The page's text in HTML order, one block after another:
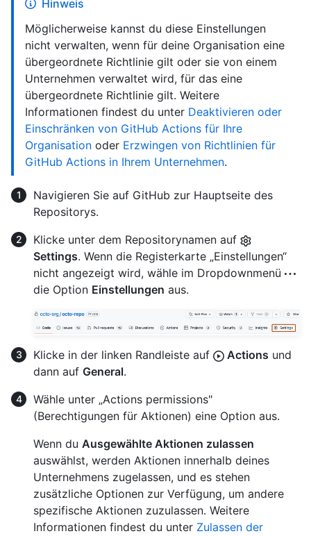
Hinweis
Möglicherweise kannst du diese Einstellungen
nicht verwalten, wenn für deine Organisation eine
übergeordnete Richtlinie gilt oder sie von einem
Unternehmen verwaltet wird, für das eine
übergeordnete Richtlinie gilt. Weitere
Informationen findest du unter Deaktivieren oder
Einschränken von GitHub Actions für Ihre
Organisation oder Erzwingen von Richtlinien für
GitHub Actions in Ihrem Unternehmen.
Navigieren Sie auf GitHub zur Hauptseite des
Repositorys.
Klicke unter dem Repositorynamen auf
Settings. Wenn die Registerkarte „Einstellungen“
nicht angezeigt wird, wähle im Dropdownmenü
die Option Einstellungen aus.
Klicke in der linken Randleiste auf Actions und
dann auf General.
Wähle unter „Actions permissions"
(Berechtigungen für Aktionen) eine Option aus.
Wenn du Ausgewählte Aktionen zulassen
auswählst, werden Aktionen innerhalb deines
Unternehmens zugelassen, und es stehen
zusätzliche Optionen zur Verfügung, um andere
spezifische Aktionen zuzulassen. Weitere
Informationen findest du unter Zulassen der